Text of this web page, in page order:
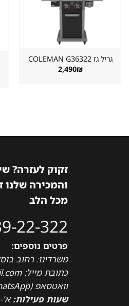
גריל גז ⁦COLEMAN G36322⁩
2,490₪
זקוק לעזרה?
והמכירה שלנו
מכל הלב
22-322
פרטים נוספים:
משרדינו: רחוב בוסל 1
כתובת מייל: m4aisrael@gmail.com
וואטסאפ (WhatsApp) - 058-6057111
שעות פעילות: